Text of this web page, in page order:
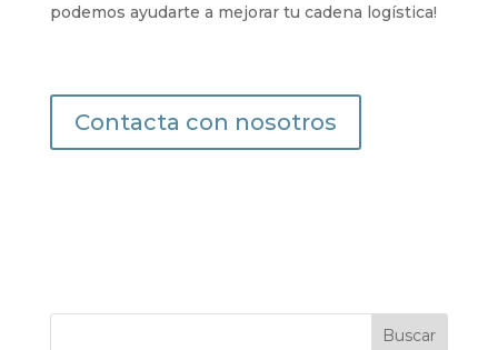
podemos ayudarte a mejorar tu cadena logística!
Contacta con nosotros
Buscar